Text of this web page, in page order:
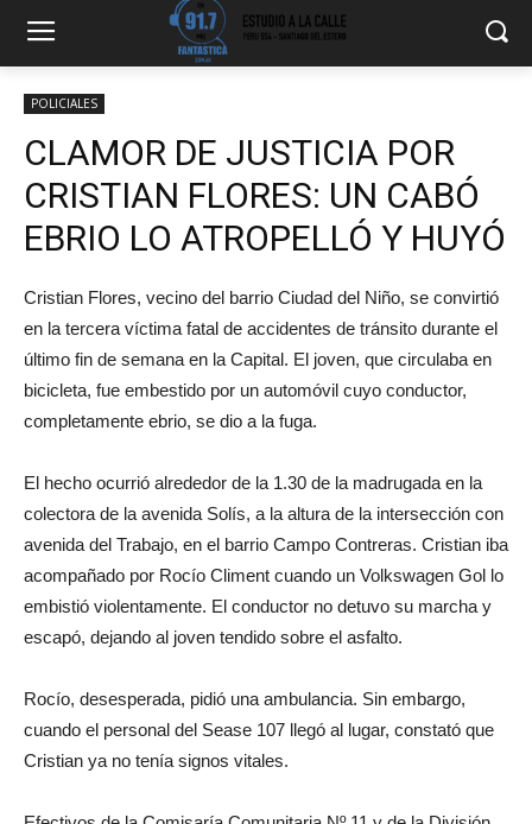
POLICIALES
CLAMOR DE JUSTICIA POR
CRISTIAN FLORES: UN CABÓ
EBRIO LO ATROPELLÓ Y HUYÓ
Cristian Flores, vecino del barrio Ciudad del Niño, se convirtió
en la tercera víctima fatal de accidentes de tránsito durante el
último fin de semana en la Capital. El joven, que circulaba en
bicicleta, fue embestido por un automóvil cuyo conductor,
completamente ebrio, se dio a la fuga.
El hecho ocurrió alrededor de la 1.30 de la madrugada en la
colectora de la avenida Solís, a la altura de la intersección con
avenida del Trabajo, en el barrio Campo Contreras. Cristian iba
acompañado por Rocío Climent cuando un Volkswagen Gol lo
embistió violentamente. El conductor no detuvo su marcha y
escapó, dejando al joven tendido sobre el asfalto.
Rocío, desesperada, pidió una ambulancia. Sin embargo,
cuando el personal del Sease 107 llegó al lugar, constató que
Cristian ya no tenía signos vitales.